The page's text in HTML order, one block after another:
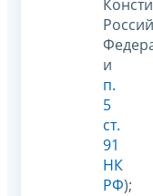
и
п.
5
ст.
91
НК
РФ);